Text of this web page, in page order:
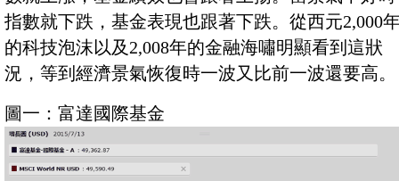
指數就下跌，基金表現也跟著下跌。從西元2,000
的科技泡沫以及2,008年的金融海嘯明顯看到這狀
況，等到經濟景氣恢復時一波又比前一波還要高。
圖一：富達國際基金